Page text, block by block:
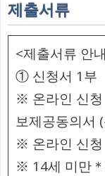
제출서류
<제출서류 안
① 신청서 1부
※ 온라인 신
보제공동의서
※ 온라인 신청
※ 14세 미만